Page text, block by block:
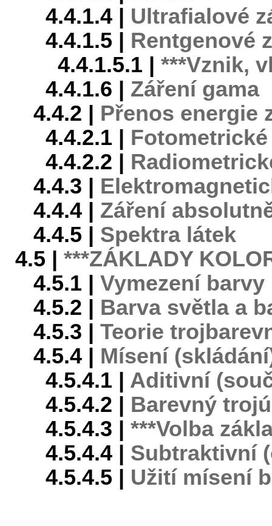
4.4.1.4 | Ultrafialové
4.4.1.5 | Rentgenové
4.4.1.5.1 | ***Vznik,
4.4.1.6 | Záření gama
4.4.2 | Přenos energie
4.4.2.1 |
4.4.2.2 |
4.4.3 |
4.4.4 | Záření
4.4.5 | Spektra látek
4.5 | ***ZÁKLADY
4.5.1 | Vymezení barvy
4.5.2 | Barva světla a
4.5.3 | Teorie
4.5.4 | Mísení
4.5.4.1 | Aditivní
4.5.4.2 | Barevný
4.5.4.3 | ***Volba
4.5.4.4 | Subtraktivní
4.5.4.5 | Užití mísení